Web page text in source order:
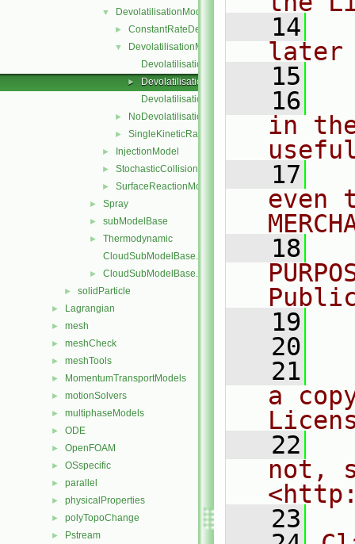
▼ DevolatilisationModel
► ConstantRateDevolatilisation
▼
DevolatilisationModel
DevolatilisationModel.C
►
DevolatilisationModel.H
DevolatilisationModelNew.C
► NoDevolatilisation
► SingleKineticRateDevolatilisation
► InjectionModel
► StochasticCollision
► SurfaceReactionModel
► Spray
► subModelBase
►
Thermodynamic
CloudSubModelBase.C
► CloudSubModelBase.H
► solidParticle
► Lagrangian
► mesh
► meshCheck
► meshTools
► MomentumTransportModels
► motionSolvers
► multiphaseModels
► ODE
► OpenFOAM
► OSspecific
► parallel
► physicalProperties
► polyTopoChange
► Pstream
   14
later
   15
   16
in
   17
even
   18
   19
   20
   21
a
   22
not,
   23